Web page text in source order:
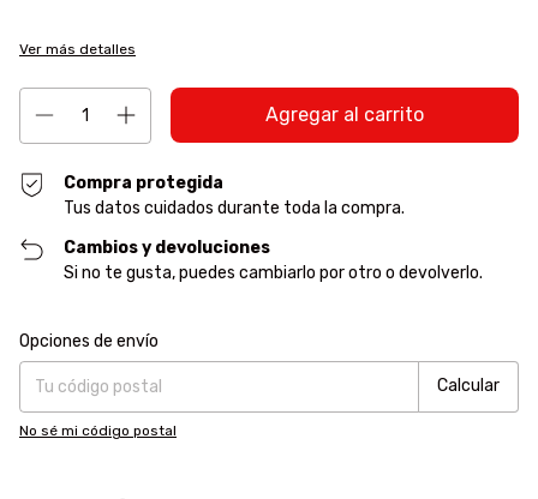
Ver más detalles
Compra protegida
Tus datos cuidados durante toda la compra.
Cambios y devoluciones
Si no te gusta, puedes cambiarlo por otro o devolverlo.
Entregas para el CP:
Opciones de envío
Calcular
No sé mi código postal